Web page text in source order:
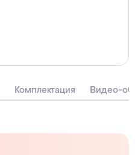
Комплектация Видео-